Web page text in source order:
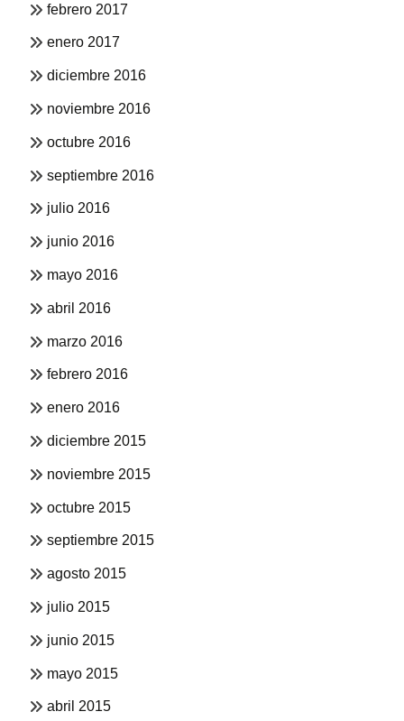
febrero 2017
enero 2017
diciembre 2016
noviembre 2016
octubre 2016
septiembre 2016
julio 2016
junio 2016
mayo 2016
abril 2016
marzo 2016
febrero 2016
enero 2016
diciembre 2015
noviembre 2015
octubre 2015
septiembre 2015
agosto 2015
julio 2015
junio 2015
mayo 2015
abril 2015